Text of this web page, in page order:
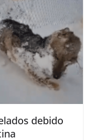
debido